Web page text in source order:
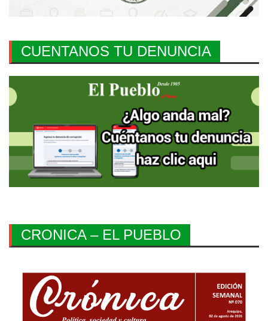
CUENTANOS TU DENUNCIA
CRONICA – EL PUEBLO